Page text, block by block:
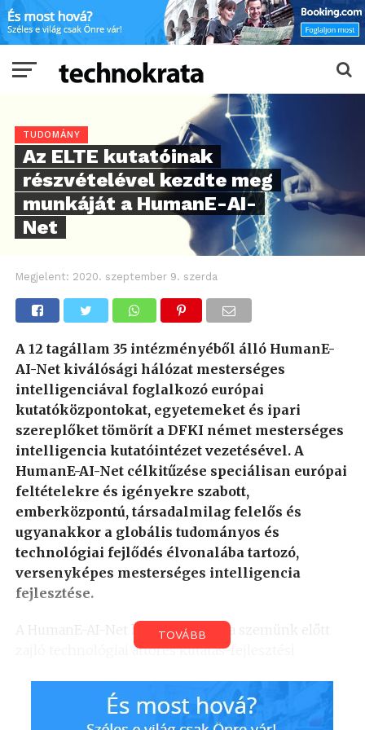
TUDOMÁNY
Az ELTE kutatóinak
részvételével kezdte meg
munkáját a HumanE-AI-
Net
Megjelent: 2020. szeptember 9. szerda
A 12 tagállam 35 intézményéből álló HumanE-
AI-Net kiválósági hálózat mesterséges
intelligenciával foglalkozó európai
kutatóközpontokat, egyetemeket és ipari
szereplőket tömörít a DFKI német mesterséges
intelligencia kutatóintézet vezetésével. A
HumanE-AI-Net célkitűzése speciálisan európai
feltételekre és igényekre szabott,
emberközpontú, társadalmilag felelős és
ugyanakkor a globális tudományos és
technológiai fejlődés élvonalába tartozó,
versenyképes mesterséges intelligencia
fejlesztése.
A HumanE-AI-Net kutatói hálózat a szemünk előtt
zajló technológiai áttörés kutatás-fejlesztési
mesterséges intelligencia rendszerek fejlesztéséhez
járul hozzá, amelyek képesek az emberekkel a
TOVÁBB